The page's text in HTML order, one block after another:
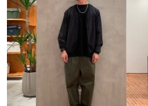
分類 ： 飾品
尺寸 ： FREE
素材 ：